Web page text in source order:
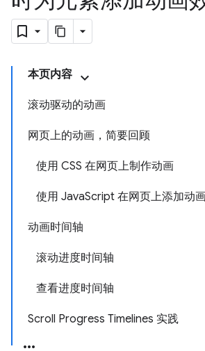
本页内容
滚动驱动的动画
网页上的动画，简要回顾
使用 CSS 在网页上制作动画
使用 JavaScript 在网页上添加动
动画时间轴
滚动进度时间轴
查看进度时间轴
Scroll Progress Timelines 实践